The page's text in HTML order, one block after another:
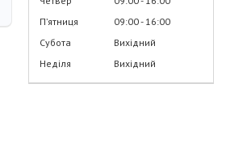
Пʼятниця
09:00 16:00
Субота
Вихідний
Неділя
Вихідний